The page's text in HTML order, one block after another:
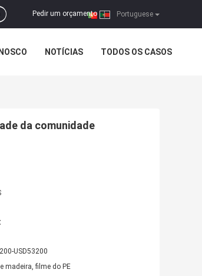
Portuguese
Pedir um orçamento |
NOTÍCIAS TODOS OS CASOS
da comunidade
USD53200
madeira, filme do PE